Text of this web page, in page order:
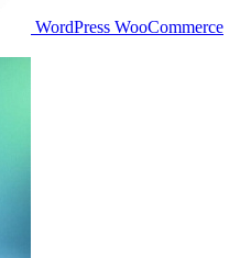
WordPress WooCommerce